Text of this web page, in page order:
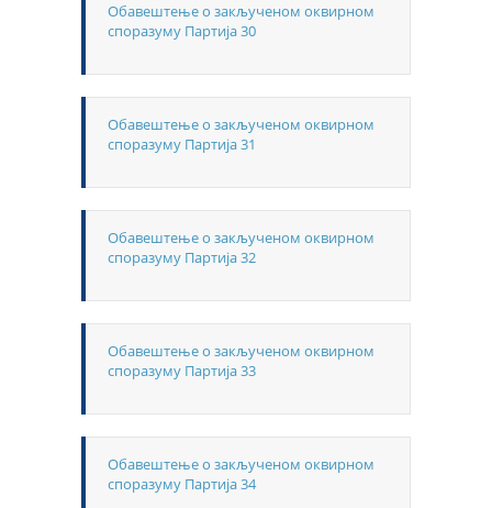
Обавештење о закљученом оквирном
споразуму Партија 30
Обавештење о закљученом оквирном
споразуму Партија 31
Обавештење о закљученом оквирном
споразуму Партија 32
Обавештење о закљученом оквирном
споразуму Партија 33
Обавештење о закљученом оквирном
споразуму Партија 34